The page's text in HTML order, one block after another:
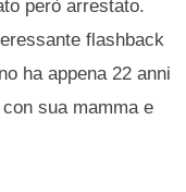
però arrestato.
flashback
ha appena 22 anni
sua mamma e